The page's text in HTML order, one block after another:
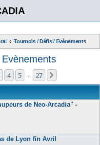
Tournois / Défis / Evènements
4 5 27
de Neo-Arcadia" -
de Lyon fin Avril